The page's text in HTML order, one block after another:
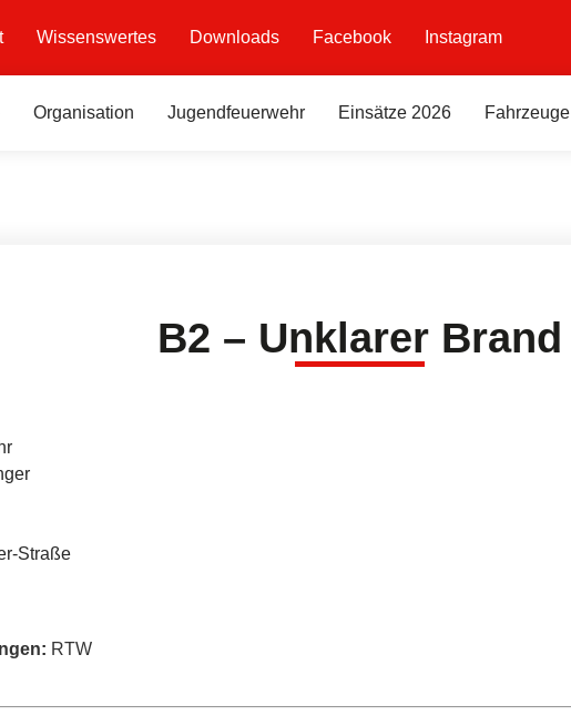
Wissenswertes Downloads Facebook Instagram
Organisation Jugendfeuerwehr Einsätze 2026 Fahrzeuge
B2 – Unklarer Brand
Straße
: RTW